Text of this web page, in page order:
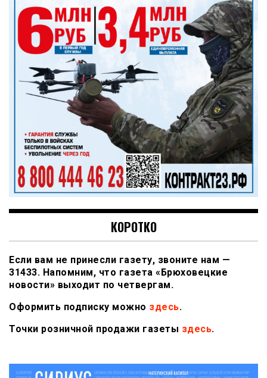
КОРОТКО
Если вам не принесли газету, звоните нам —
31433. Напомним, что газета «Брюховецкие
новости» выходит по четвергам.
Оформить подписку можно здесь.
Точки розничной продажи газеты здесь.